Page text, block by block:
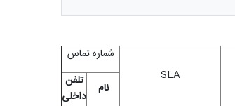
شماره تماس
SLA
تلفن
داخلی
نام